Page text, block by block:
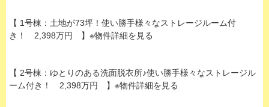
【 1号棟：土地が73坪！使い勝手様々なストレージルーム付
き！ 2,398万円 】※物件詳細を見る
【 2号棟：ゆとりのある洗面脱衣所♪使い勝手様々なストレージル
ーム付き！ 2,398万円 】※物件詳細を見る